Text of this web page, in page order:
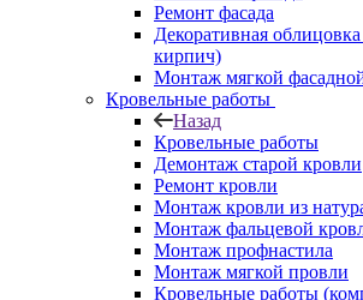
Ремонт фасада
Декоративная
кирпич)
Монтаж мягкой
Кровельные работы
Назад
Кровельные работы
Демонтаж старой кровли
Ремонт кровли
Монтаж кровли из
Монтаж фальцевой
Монтаж профнастила
Монтаж мягкой провли
Кровельные работы